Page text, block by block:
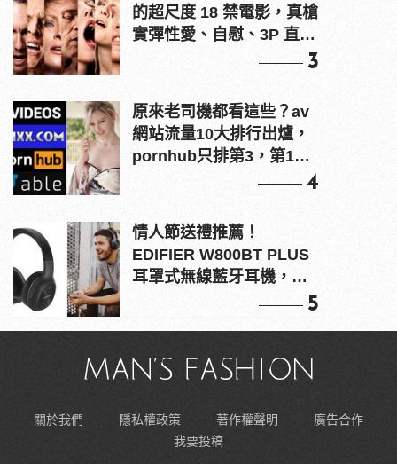
的超尺度 18 禁電影，真槍
實彈性愛、自慰、3P 直接
3
原來老司機都看這些？av
網站流量10大排行出爐，
pornhub只排第3，第1名
4
情人節送禮推薦！
EDIFIER W800BT PLUS
耳罩式無線藍牙耳機，在
5
關於我們 隱私權政策 著作權聲明
廣告合作
我要投稿